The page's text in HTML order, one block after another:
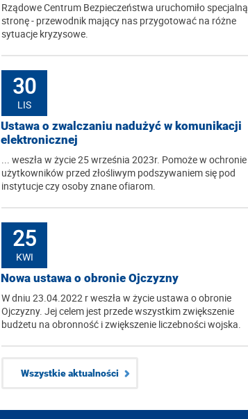
Rządowe Centrum Bezpieczeństwa uruchomiło specjalną
stronę - przewodnik mający nas przygotować na różne
sytuacje kryzysowe.
30
LIS
Ustawa o zwalczaniu nadużyć w komunikacji
elektronicznej
... weszła w życie 25 września 2023r. Pomoże w ochronie
użytkowników przed złośliwym podszywaniem się pod
instytucje czy osoby znane ofiarom.
25
KWI
Nowa ustawa o obronie Ojczyzny
W dniu 23.04.2022 r weszła w życie ustawa o obronie
Ojczyzny. Jej celem jest przede wszystkim zwiększenie
budżetu na obronność i zwiększenie liczebności wojska.
Wszystkie aktualności